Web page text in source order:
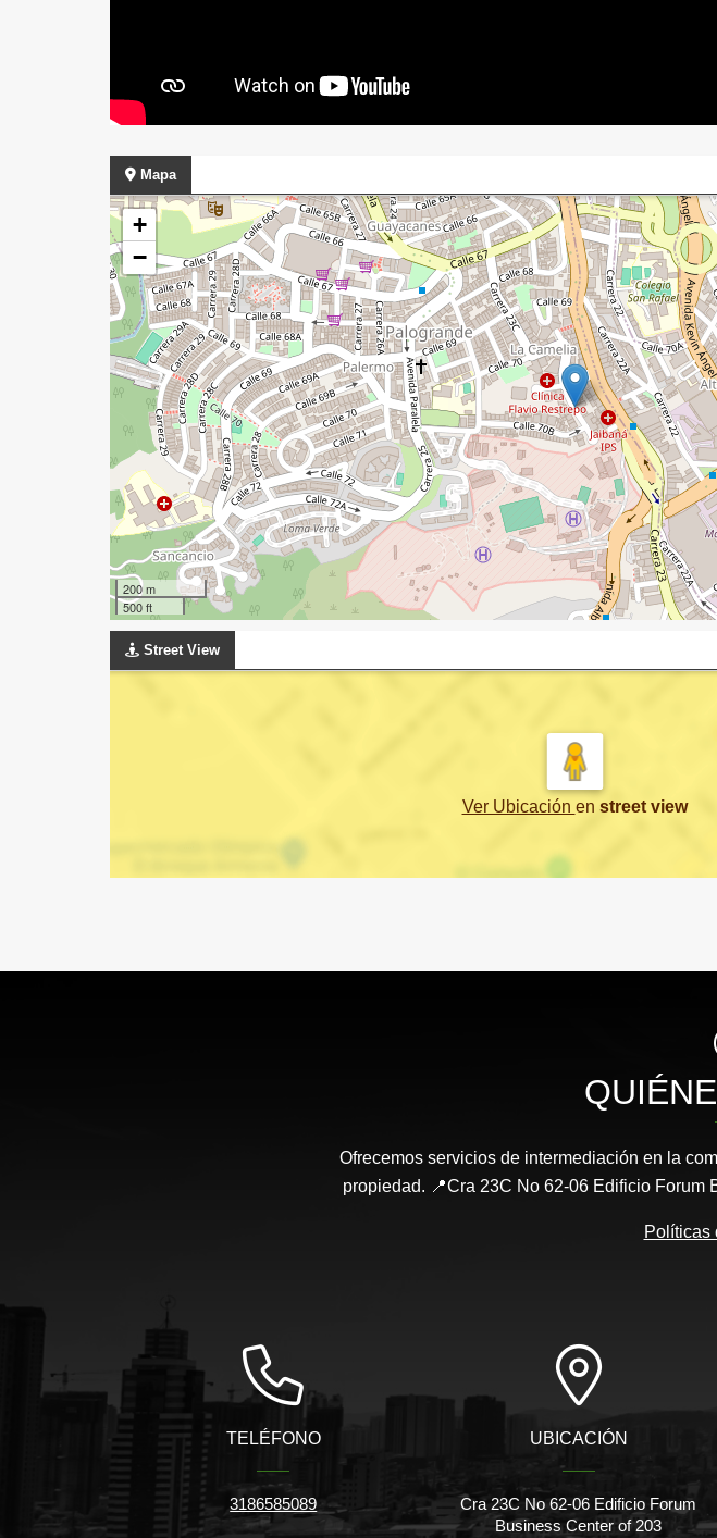
Mapa
+
−
200 m
500 ft
Street View
Ver Ubicación en street view
Ofrecemos servicios de intermediación en la
propiedad. 📍Cra 23C No 62-06 Edificio Forum
Políticas
TELÉFONO
3186585089
UBICACIÓN
Cra 23C No 62-06 Edificio Forum
Business Center of 203